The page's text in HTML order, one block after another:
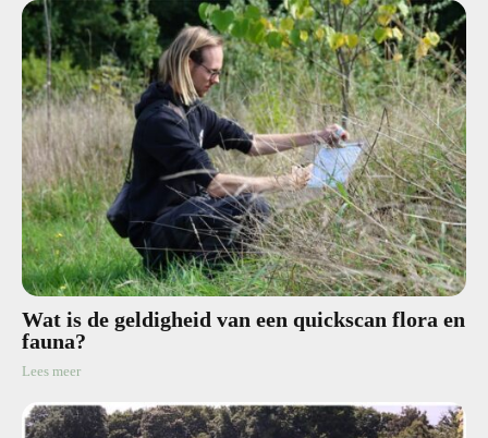
Wat is de geldigheid van een quickscan flora en
fauna?
Lees meer